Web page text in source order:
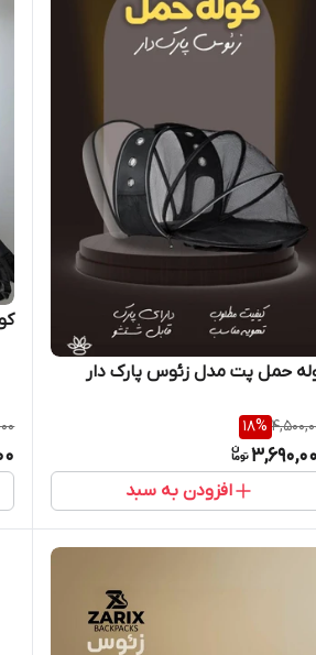
حمل پت مدل زئوس پارک دار
18%
افزودن به سبد